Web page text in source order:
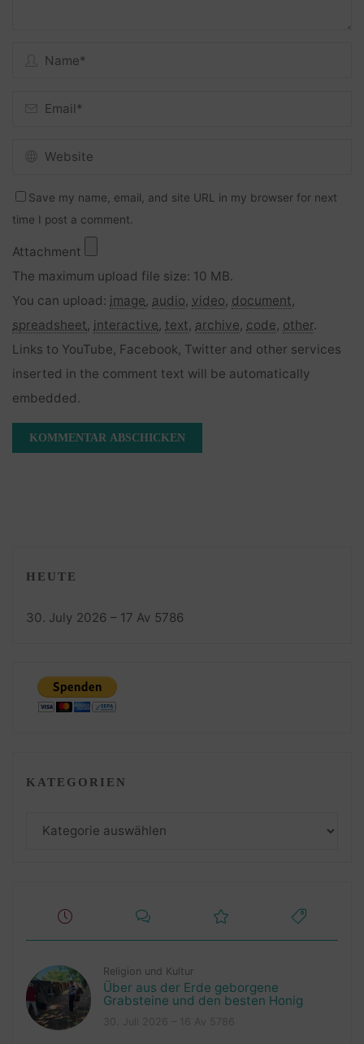
Save my name, email, and site URL in my browser for next
time I post a comment.
Attachment
The maximum upload file size: 10 MB.
You can upload: image, audio, video, document,
spreadsheet, interactive, text, archive, code, other.
Links to YouTube, Facebook, Twitter and other services
inserted in the comment text will be automatically
embedded.
HEUTE
30. July 2026 – 17 Av 5786
KATEGORIEN
Religion und Kultur
Über aus der Erde geborgene
Grabsteine und den besten Honig